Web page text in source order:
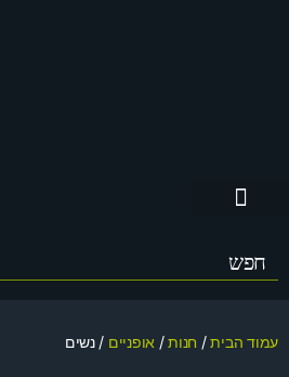
עמוד הבית/ חנות/ אופניים / נשים